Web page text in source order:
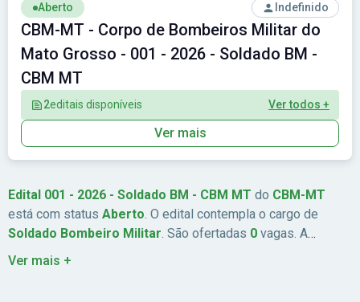
Aberto Indefinido
CBM-MT - Corpo de Bombeiros Militar do
Mato Grosso - 001 - 2026 - Soldado BM -
CBM MT
2editais disponíveis Ver todos +
Ver mais
Edital 001 - 2026 - Soldado BM - CBM MT do CBM-MT
está com status Aberto. O edital contempla o cargo de
Soldado Bombeiro Militar. São ofertadas 0 vagas. A
remuneração chega a
Ver mais +